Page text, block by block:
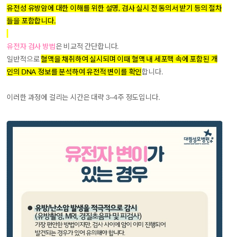
유전성 유방암에 대한 이해를 위한 설명, 검사 실시 전 동의서 받기 등의 절차
들을 포함합니다.
유전자 검사 방법은 비교적 간단합니다.
일반적으로혈액을 채취하여 실시되며 이때 혈액 내 세포핵 속에 포함된 개
인의 DNA 정보를 분석하여 유전적 변이를 확인합니다.
이러한 과정에 걸리는 시간은 대략 3~4주 정도입니다.